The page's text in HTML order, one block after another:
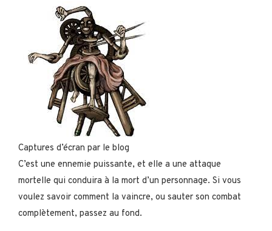
Captures d’écran par le blog
C’est une ennemie puissante, et elle a une attaque
mortelle qui conduira à la mort d’un personnage. Si vous
voulez savoir comment la vaincre, ou sauter son combat
complètement, passez au fond.